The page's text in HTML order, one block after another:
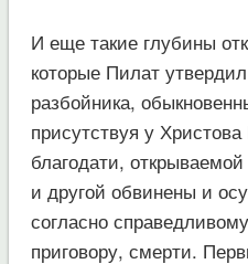
И еще такие глубины
которые Пилат
разбойника,
присутствуя у
благодати,
и другой обвинены и
согласно
приговору, смерти.